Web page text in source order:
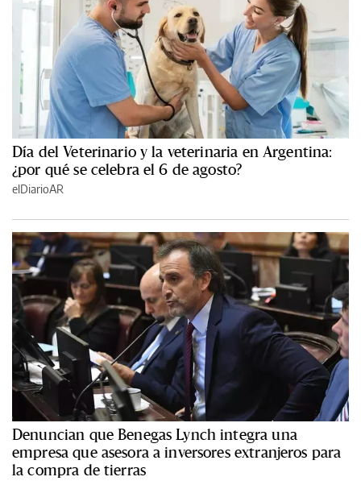
Día del Veterinario y la veterinaria en Argentina:
¿por qué se celebra el 6 de agosto?
elDiarioAR
Denuncian que Benegas Lynch integra una
empresa que asesora a inversores extranjeros para
la compra de tierras